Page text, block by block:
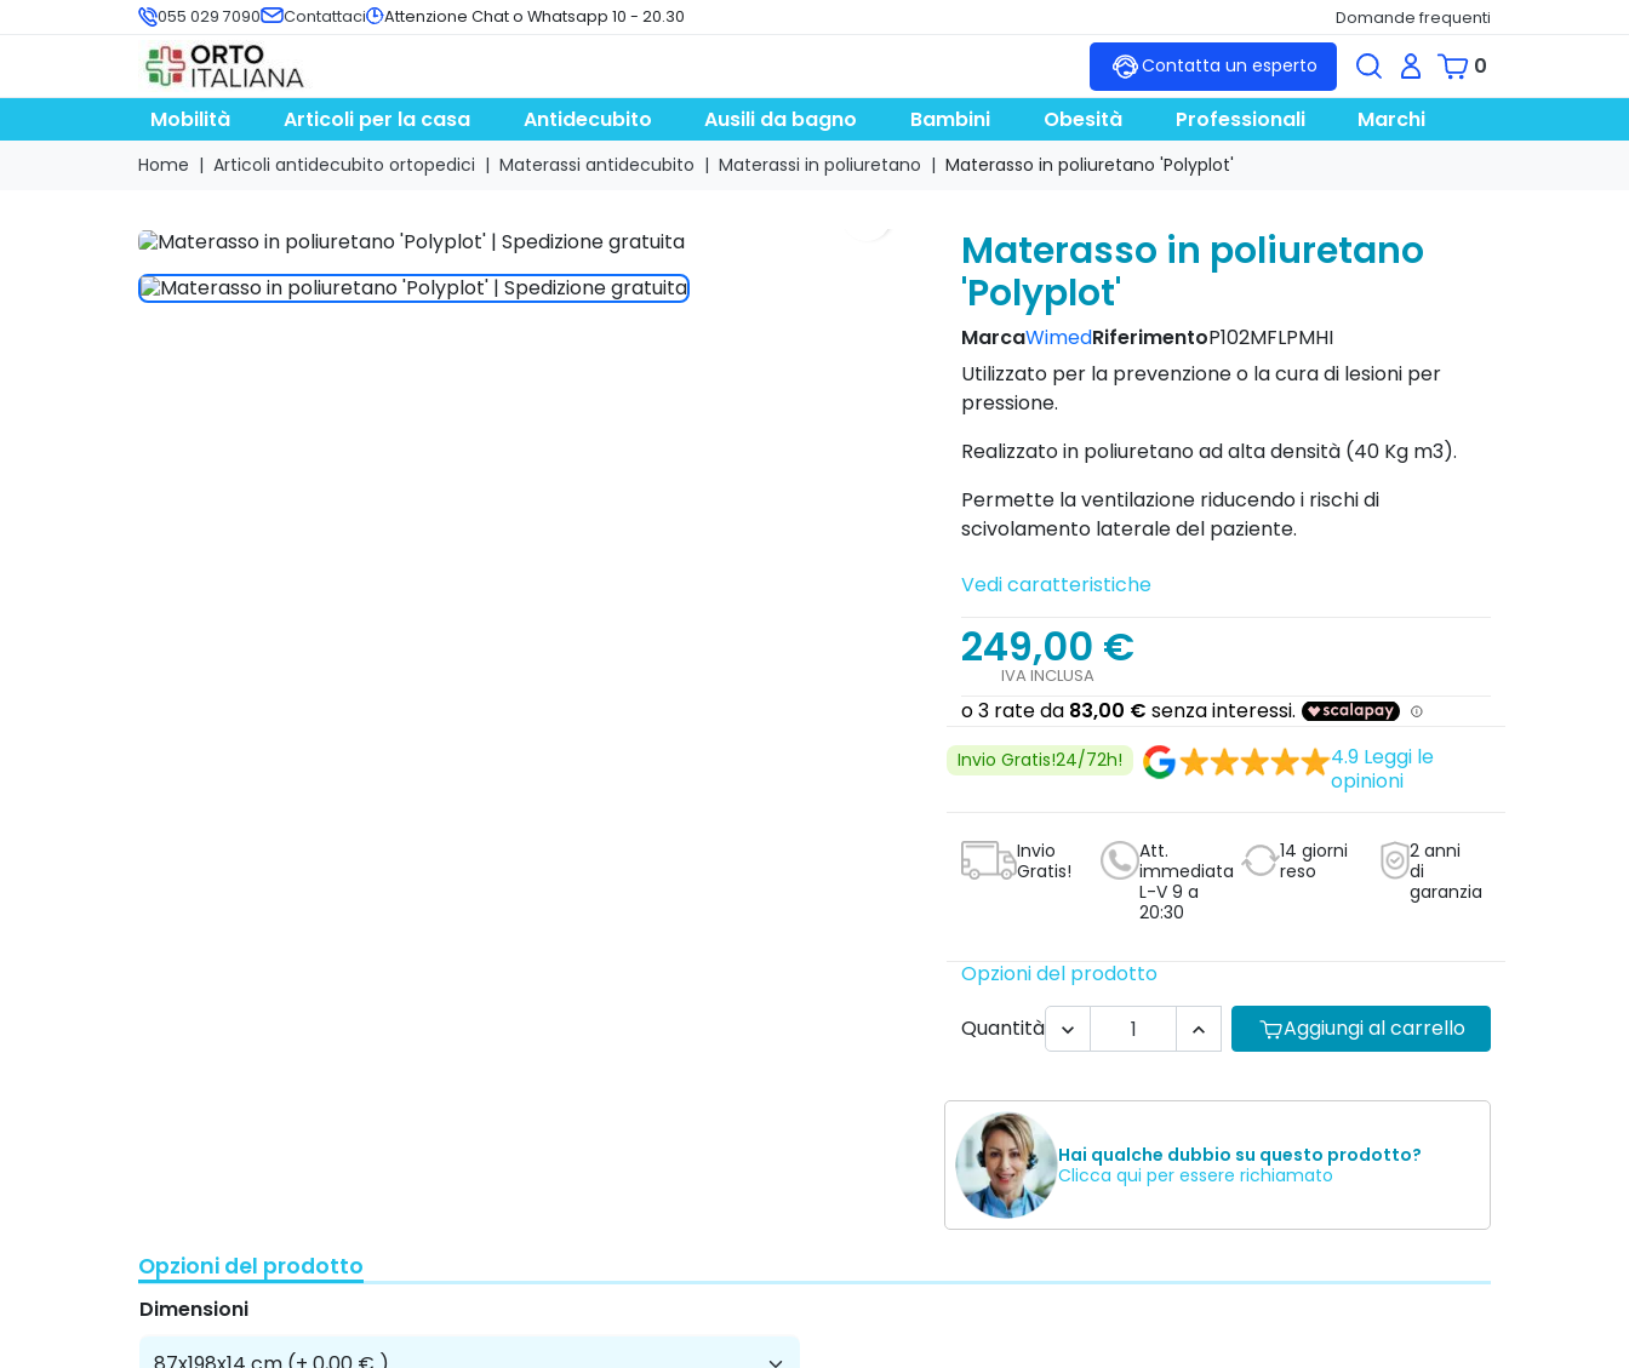
055 029 7090 Contattaci Attenzione Chat o Whatsapp 10 - 20.30 Domande frequenti
Contatta un esperto
0
Mobilità
Articoli per la casa Antidecubito Ausili da bagno Bambini Obesità Professionali Marchi
Home Articoli antidecubito ortopedici Materassi antidecubito Materassi in poliuretano Materasso in poliuretano 'Polyplot'
Materasso in poliuretano
'Polyplot'
MarcaWimedRiferimentoP102MFLPMHI
Utilizzato per la prevenzione o la cura di lesioni per
pressione.
Realizzato in poliuretano ad alta densità (40 Kg m3).
Permette la ventilazione riducendo i rischi di
scivolamento laterale del paziente.
Vedi caratteristiche
249,00 €
IVA INCLUSA
Invio Gratis!24/72h! 4.9 Leggi le
opinioni
Invio
Gratis!
Att.
immediata
L-V 9 a
20:30
14 giorni
reso
2 anni
di
garanzia
Opzioni del prodotto
Quantità
  Aggiungi al carrello
Hai qualche dubbio su questo prodotto?
Clicca qui per essere richiamato
Opzioni del prodotto
Dimensioni